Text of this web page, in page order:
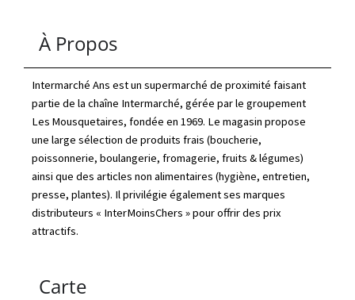
À Propos
Intermarché Ans est un supermarché de proximité faisant
partie de la chaîne Intermarché, gérée par le groupement
Les Mousquetaires, fondée en 1969. Le magasin propose
une large sélection de produits frais (boucherie,
poissonnerie, boulangerie, fromagerie, fruits & légumes)
ainsi que des articles non alimentaires (hygiène, entretien,
presse, plantes). Il privilégie également ses marques
distributeurs « InterMoinsChers » pour offrir des prix
attractifs.
Carte